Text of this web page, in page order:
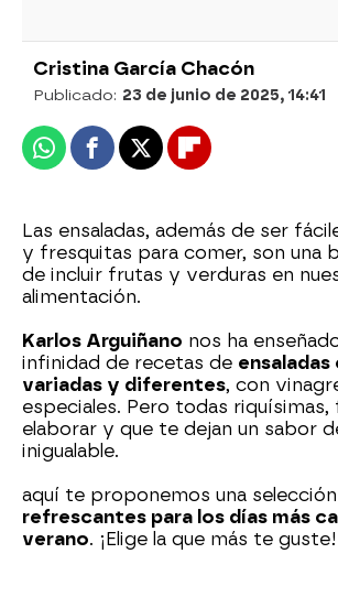
Cristina García Chacón
Publicado: 23 de junio de 2025, 14:41
WhatsappFacebook
X Flipboard
Las ensaladas, además de ser
y fresquitas para comer, son una
de incluir frutas y verduras en
alimentación.
Karlos Arguiñano nos ha
infinidad de recetas de ensaladas
variadas y diferentes, con
especiales. Pero todas riquísimas,
elaborar y que te dejan un sabor
inigualable.
aquí te proponemos una selección
refrescantes para los días más
verano. ¡Elige la que más te guste!